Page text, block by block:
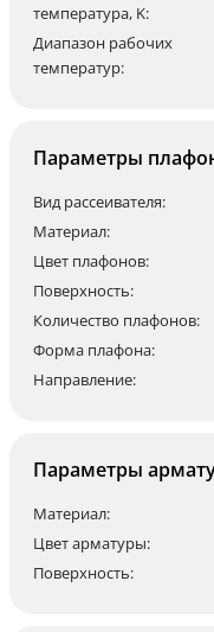
температура, K:
Диапазон рабочих
температур:
Параметры
Вид рассеивателя:
Материал:
Цвет плафонов:
Поверхность:
Количество плафонов:
Форма плафона:
Направление:
Параметры
Материал:
Цвет арматуры:
Поверхность: